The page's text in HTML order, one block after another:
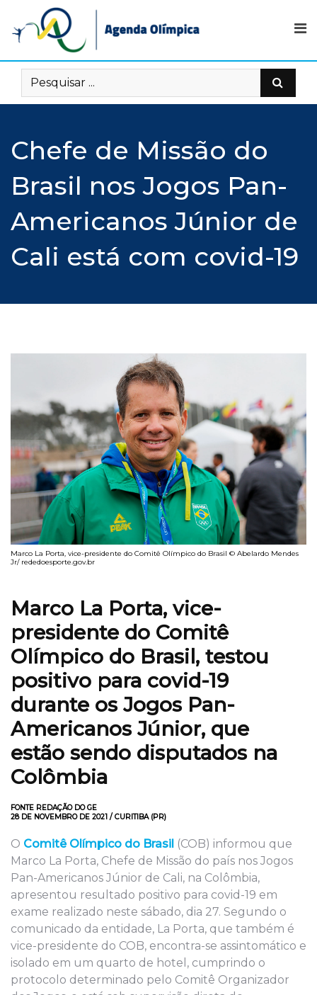
content
Chefe de Missão do
Brasil nos Jogos Pan-
Americanos Júnior de
Cali está com covid-19
Marco La Porta, vice-presidente do Comitê Olímpico do Brasil © Abelardo Mendes
Jr/ rededoesporte.gov.br
Marco La Porta, vice-
presidente do Comitê
Olímpico do Brasil, testou
positivo para covid-19
durante os Jogos Pan-
Americanos Júnior, que
estão sendo disputados na
Colômbia
FONTE REDAÇÃO DO GE
28 DE NOVEMBRO DE 2021 / CURITIBA (PR)
O Comitê Olímpico do Brasil (COB) informou que
Marco La Porta, Chefe de Missão do país nos Jogos
Pan-Americanos Júnior de Cali, na Colômbia,
apresentou resultado positivo para covid-19 em
exame realizado neste sábado, dia 27. Segundo o
comunicado da entidade, La Porta, que também é
vice-presidente do COB, encontra-se assintomático e
isolado em um quarto de hotel, cumprindo o
protocolo determinado pelo Comitê Organizador